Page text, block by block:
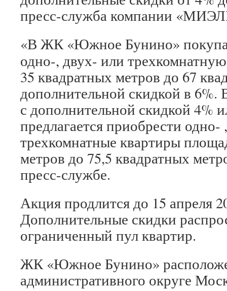
пресс-служба компании
«В ЖК «Южное Бунино»
одно-, двух- или
35 квадратных метров до 67
дополнительной скидкой в
с дополнительной скидкой 4%
предлагается приобрести
трехкомнатные квартиры
метров до 75,5 квадратных
пресс-службе.
Акция продлится до 15 апреля
Дополнительные скидки
ограниченный пул квартир.
ЖК «Южное Бунино»
административного округе